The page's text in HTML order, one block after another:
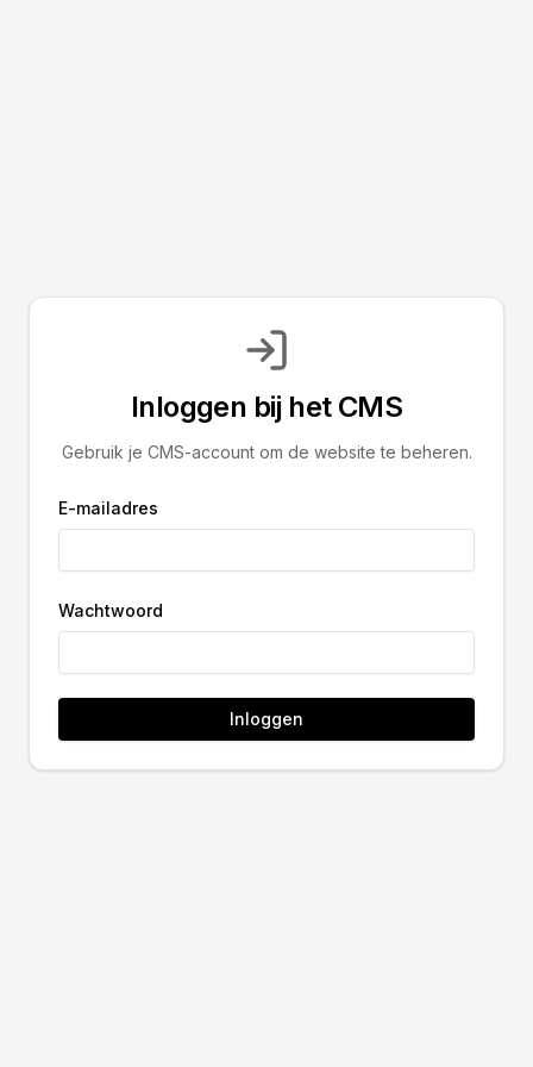
Inloggen bij het CMS
Gebruik je CMS-account om de website te beheren.
E-mailadres
Wachtwoord
Inloggen